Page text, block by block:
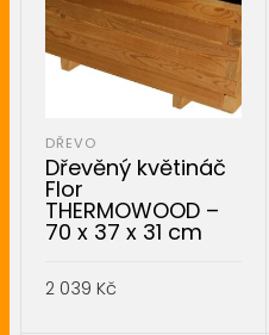
DŘEVO
Dřevěný květináč
Flor
THERMOWOOD –
70 x 37 x 31 cm
2 039 Kč